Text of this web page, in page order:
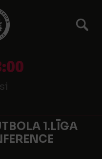
1.LĪGA